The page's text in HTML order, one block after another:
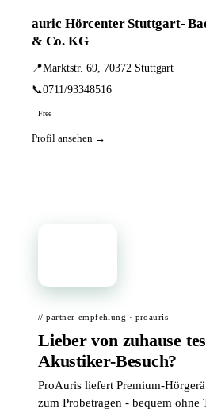
auric Hörcenter Stuttgart-
& Co. KG
📍Marktstr. 69, 70372 Stuttgart
📞0711/93348516
Free
Profil ansehen →
// partner-empfehlung · proauris
Lieber von zuhause
Akustiker-Besuch?
ProAuris liefert Premium-
zum Probetragen - bequem ohne